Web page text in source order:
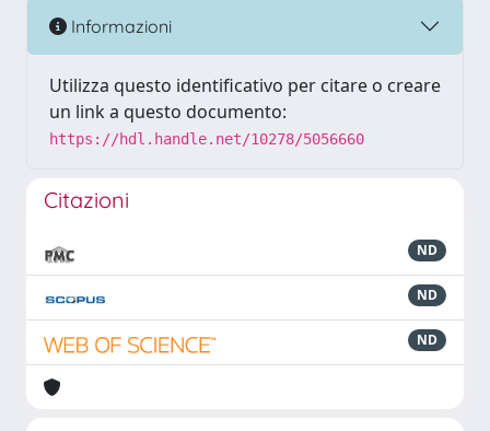
Informazioni
Utilizza questo identificativo per citare o creare
un link a questo documento:
https://hdl.handle.net/10278/5056660
Citazioni
ND
ND
ND